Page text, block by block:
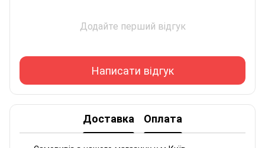
Додайте перший відгук
Написати відгук
Доставка Оплата